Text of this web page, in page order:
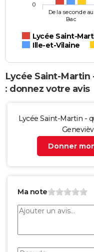
Lycée Saint-
Ille-et-Vilaine
De la seconde au
Bac
0
Lycée Saint-
: donnez votre avis
Lycée Saint-Martin -
Donner
Ma note